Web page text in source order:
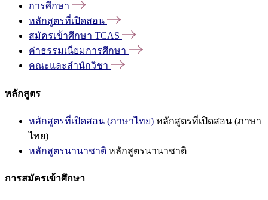
การศึกษา
หลักสูตรที่เปิดสอน
สมัครเข้าศึกษา TCAS
ค่าธรรมเนียมการศึกษา
คณะและสำนักวิชา
หลักสูตร
หลักสูตรที่เปิดสอน (ภาษาไทย) หลักสูตรที่เปิดสอน (ภาษา
ไทย)
หลักสูตรนานาชาติ หลักสูตรนานาชาติ
การสมัครเข้าศึกษา